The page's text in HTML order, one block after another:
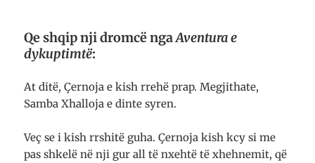
Qe shqip nji dromcë ngaAventura e
dykuptimtë:
At ditë, Çernoja e kish rrehë prap. Megjithate,
Samba Xhalloja e dinte syren.
Veç se i kish rrshitë guha. Çernoja kish kcy si me
pas shkelë në nji gur all të nxehtë të xhehnemit, që